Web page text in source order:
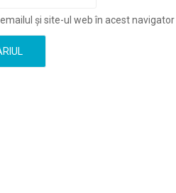
și site-ul web în acest